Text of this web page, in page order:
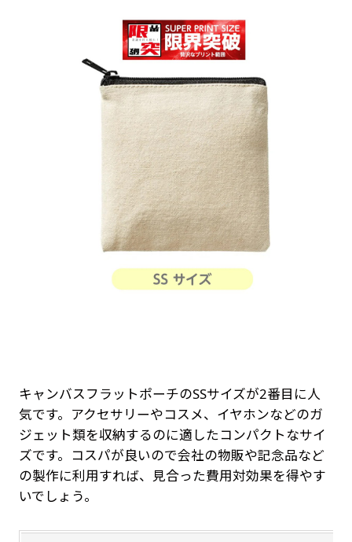
キャンバスフラットポーチのSSサイズが2番目に人
気です。アクセサリーやコスメ、イヤホンなどのガ
ジェット類を収納するのに適したコンパクトなサイ
ズです。コスパが良いので会社の物販や記念品など
の製作に利用すれば、見合った費用対効果を得やす
いでしょう。